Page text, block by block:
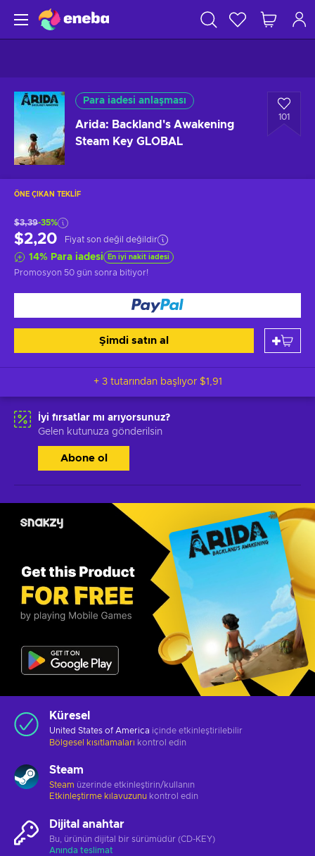
Para iadesi anlaşması
Arida: Backland's Awakening
Steam Key GLOBAL
101
ÖNE ÇIKAN TEKLIF
$3,39-35%
$2,20 Fiyat son değil değildir
14% Para iadesi En iyi nakit iadesi
Promosyon 50 gün sonra bitiyor!
Şimdi satın al
+ 3 tutarından başlıyor $1,91
İyi fırsatlar mı arıyorsunuz?
Gelen kutunuza gönderilsin
Abone ol
Küresel
United States of America içinde etkinleştirilebilir
Bölgesel kısıtlamaları kontrol edin
Steam
Steam üzerinde etkinleştirin/kullanın
Etkinleştirme kılavuzunu kontrol edin
Dijital anahtar
Bu, ürünün dijital bir sürümüdür (CD-KEY)
Anında teslimat